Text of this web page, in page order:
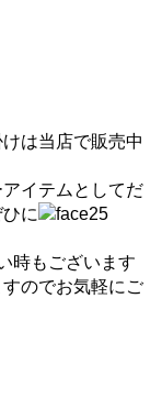
は当店で販売中
イテムとしてだ
に
時もございます
のでお気軽にご